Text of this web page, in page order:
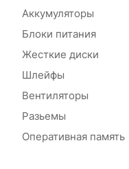
Аккумуляторы
Блоки питания
Жесткие диски
Шлейфы
Вентиляторы
Разьемы
Оперативная память